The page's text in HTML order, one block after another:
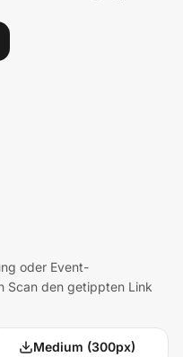
oder Event-
Scan den getippten Link
Medium (300px)